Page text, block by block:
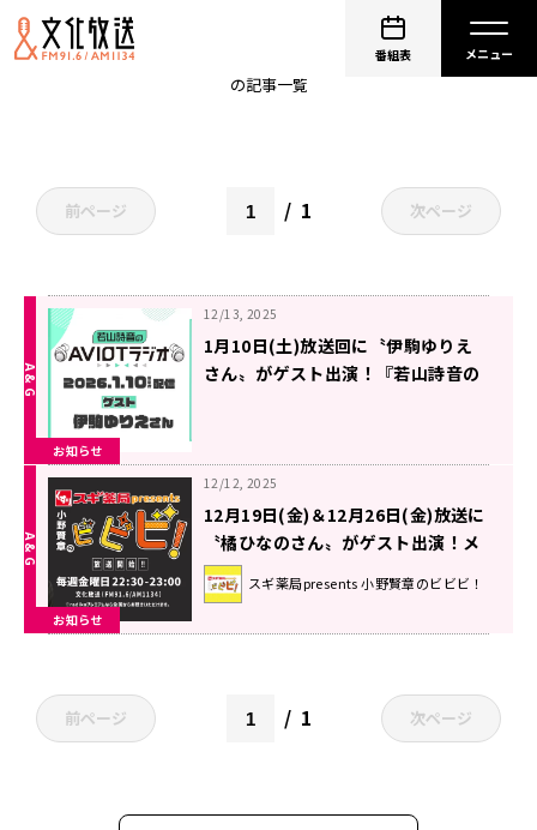
番組表
の記事一覧
前ページ 1 次ページ
お知らせ
12/13, 2025
1月10日(土)放送回に〝伊駒ゆりえ
さん〟がゲスト出演！『若山詩音の
お知らせ
12/12, 2025
12月19日(金)＆12月26日(金)放送に
〝橘ひなのさん〟がゲスト出演！メ
ッセージ募集中！『スギ薬局
presents 小野賢章のビビビ！』
スギ薬局presents 小野賢章のビビビ！
前ページ 1 次ページ